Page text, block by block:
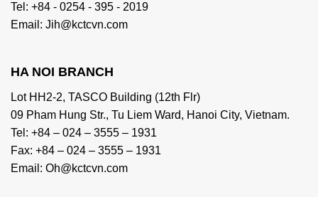
Tel: +84 - 0254 - 395 - 2019
Email: Jih@kctcvn.com
HA NOI BRANCH
Lot HH2-2, TASCO Building (12th Flr)
09 Pham Hung Str., Tu Liem Ward, Hanoi City, Vietnam.
Tel: +84 – 024 – 3555 – 1931
Fax: +84 – 024 – 3555 – 1931
Email: Oh@kctcvn.com